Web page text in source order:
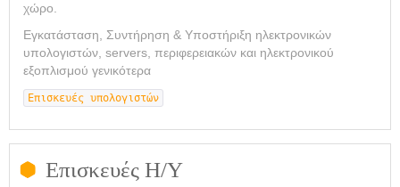
χώρο.
Εγκατάσταση, Συντήρηση & Υποστήριξη ηλεκτρονικών
υπολογιστών, servers, περιφερειακών και ηλεκτρονικού
εξοπλισμού γενικότερα
Επισκευές υπολογιστών
Επισκευές Η/Υ